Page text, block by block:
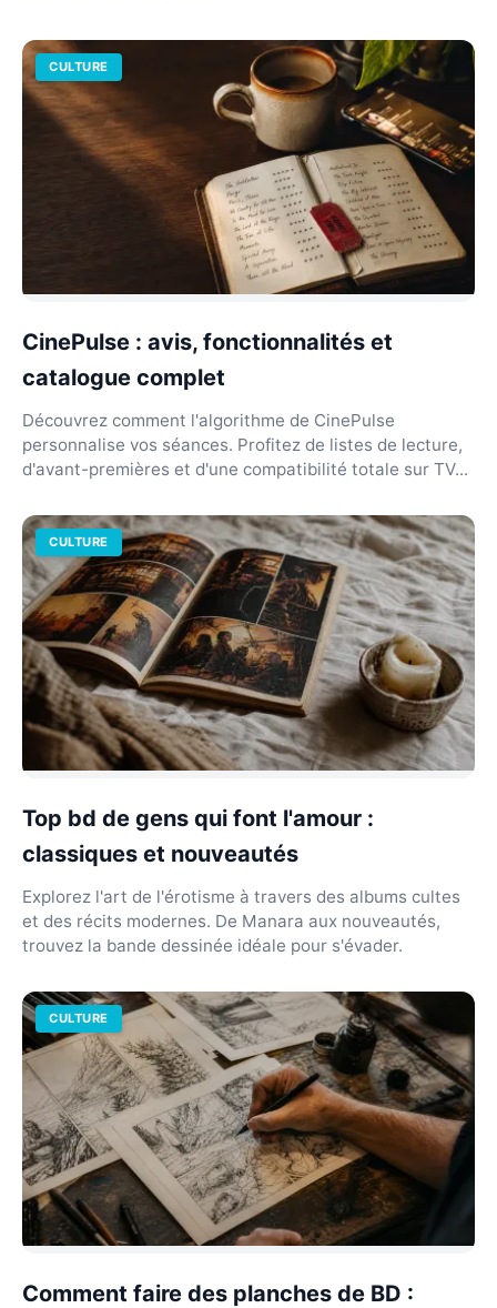
CULTURE
CinePulse : avis, fonctionnalités et
catalogue complet
Découvrez comment l'algorithme de CinePulse
personnalise vos séances. Profitez de listes de lecture,
d'avant-premières et d'une compatibilité totale sur TV...
CULTURE
Top bd de gens qui font l'amour :
classiques et nouveautés
Explorez l'art de l'érotisme à travers des albums cultes
et des récits modernes. De Manara aux nouveautés,
trouvez la bande dessinée idéale pour s'évader.
CULTURE
Comment faire des planches de BD :